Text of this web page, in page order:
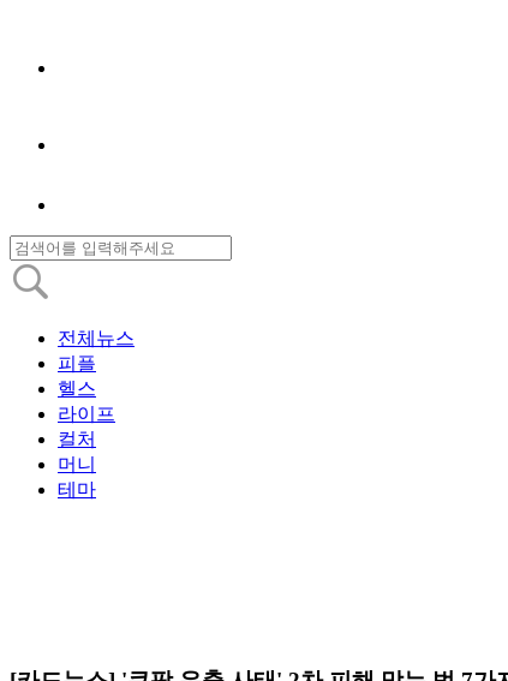
전체뉴스
피플
헬스
라이프
컬처
머니
테마